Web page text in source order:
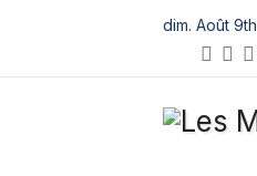
content
dim. Août